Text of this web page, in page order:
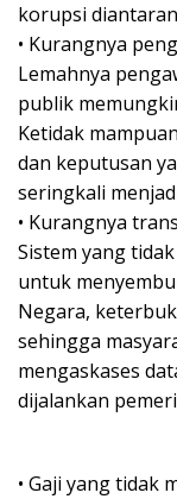
korupsi
• Kurangnya
Lemahnya
publik
Ketidak
dan keputusan
seringkali
• Kurangnya
Sistem yang
untuk
Negara,
sehingga
mengaskases
dijalankan
• Gaji yang tidak